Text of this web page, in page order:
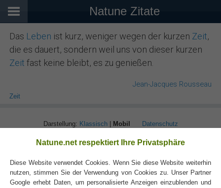
Natune Zitate
Das Leben ist kurz, weniger wegen der kurzen Zeit,
die es dauert, sondern weil uns von dieser kurzen
Zeit fast keine bleibt, es zu genießen.
Jean-Jacques Rousseau
Zeit
Darstellung: Klassisch| Mobil Datenschutz
Natune.net respektiert Ihre Privatsphäre
Diese Website verwendet Cookies. Wenn Sie diese Website weiterhin
nutzen, stimmen Sie der Verwendung von Cookies zu. Unser Partner
Google erhebt Daten, um personalisierte Anzeigen einzublenden und